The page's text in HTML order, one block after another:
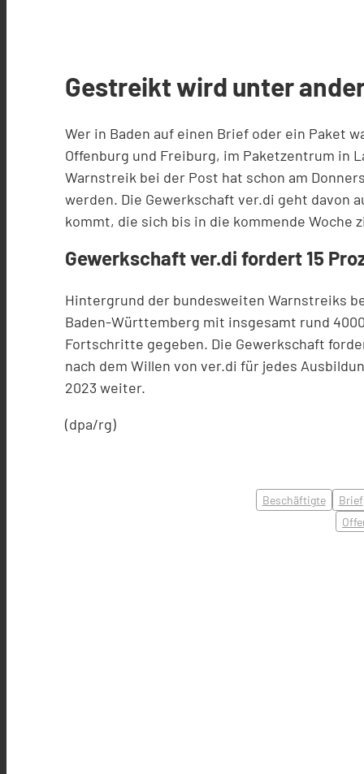
Gestreikt wird unter
Wer in Baden auf einen Brief oder ein Paket
Offenburg und Freiburg, im Paketzentrum in
Warnstreik bei der Post hat schon am
werden. Die Gewerkschaft ver.di geht davon
kommt, die sich bis in die kommende Woche
Gewerkschaft ver.di fordert 15
Hintergrund der bundesweiten Warnstreiks
Baden-Württemberg mit insgesamt rund
Fortschritte gegeben. Die Gewerkschaft
nach dem Willen von ver.di für jedes
2023 weiter.
(dpa/rg)
Beschäftigte Brief